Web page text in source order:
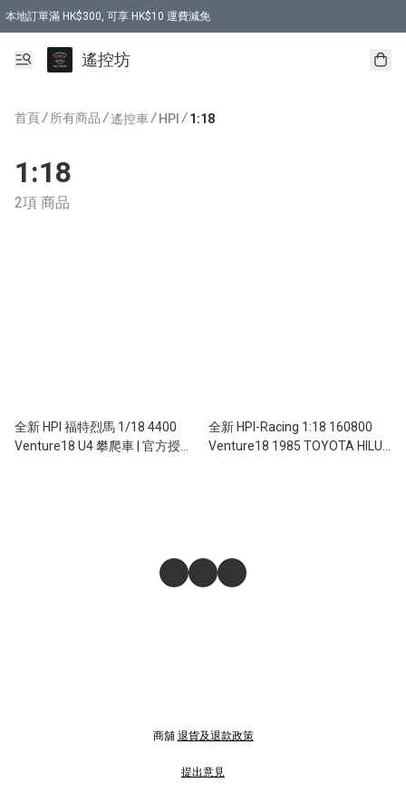
本地訂單滿 HK$300, 可享 HK$10 運費減免
購買 7.6V 6500mah 70C 電池 送 7.6V USB充電器
遙控坊
首頁/ 所有商品 /遙控車/ HPI / 1:18
1:18
2項 商品
全新 HPI 福特烈馬 1/18 4400
Venture18 U4 攀爬車 | 官方授權
全新 HPI-Racing 1:18 160800
Venture18 1985 TOYOTA HILUX
商舖 退貨及退款政策
提出意見